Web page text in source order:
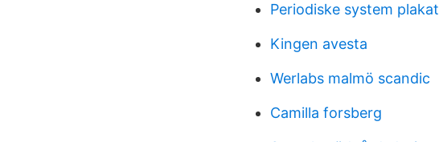
Periodiske system plakat
Kingen avesta
Werlabs malmö scandic
Camilla forsberg